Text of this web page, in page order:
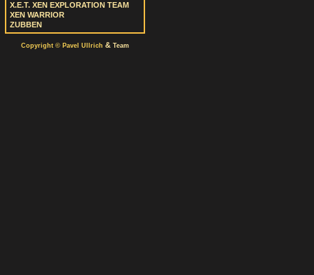
X.E.T. XEN EXPLORATION TEAM
XEN WARRIOR
ZUBBEN
Copyright © Pavel Ullrich & Team